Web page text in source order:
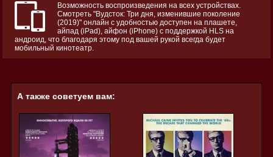
Возможность воспроизведения на всех устройствах.
Смотреть "Вудсток: Три дня, изменившие поколение
(2019)" онлайн с удобностью доступен на плашете,
айпад (iPad), айфон (iPhone) с поддержкой HLS на
андроид, что благодаря этому под вашей рукой всегда будет
мобильный кинотеатр.
А также советуем вам: